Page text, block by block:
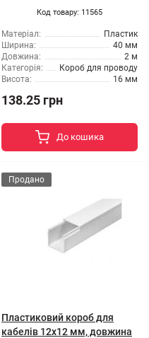
Код товару: 11565
Матеріал:
Пластик
Ширина:
40 мм
Довжина:
2 м
Категорія:
Короб для проводу
Висота:
16 мм
138.25 грн
До кошика
Продано
Пластиковий короб для
кабелів 12x12 мм, довжина